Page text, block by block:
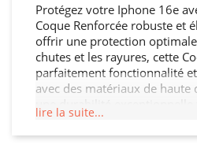
Protégez votre Iphone 16e
Coque Renforcée robuste et
offrir une protection
chutes et les rayures, cette
parfaitement fonctionnalité
avec des matériaux de haute
et facile à manipuler. Son
s'adapte à votre Iphone 16e
lire la suite...